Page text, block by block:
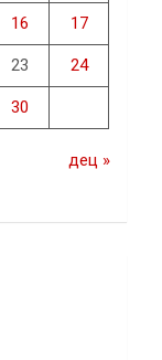
16 17
23 24
30
дец »